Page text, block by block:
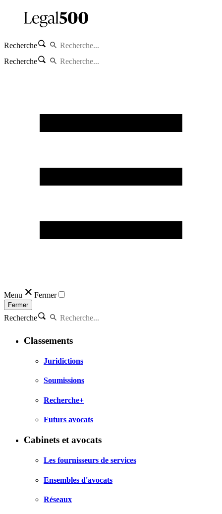
Recherche
Recherche
Menu Fermer
Fermer
Recherche
Classements
Juridictions
Soumissions
Recherche+
Futurs avocats
Cabinets et avocats
Les fournisseurs de services
Ensembles d'avocats
Réseaux